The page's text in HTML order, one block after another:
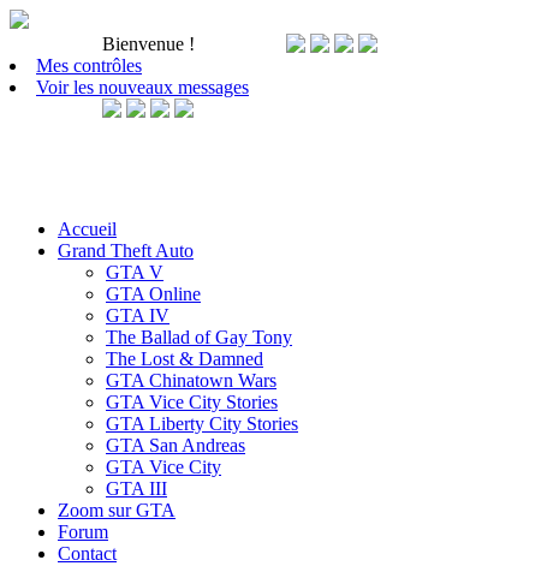
Bienvenue !
Mes contrôles
Voir les nouveaux messages
Accueil
Grand Theft Auto
GTA V
GTA Online
GTA IV
The Ballad of Gay Tony
The Lost & Damned
GTA Chinatown Wars
GTA Vice City Stories
GTA Liberty City Stories
GTA San Andreas
GTA Vice City
GTA III
Zoom sur GTA
Forum
Contact